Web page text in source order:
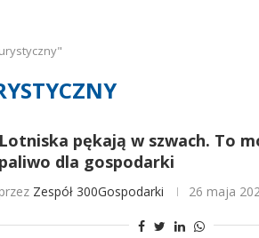
Lotniska pękają w szwach. To
paliwo dla gospodarki
przez Zespół 300Gospodarki 26 maja